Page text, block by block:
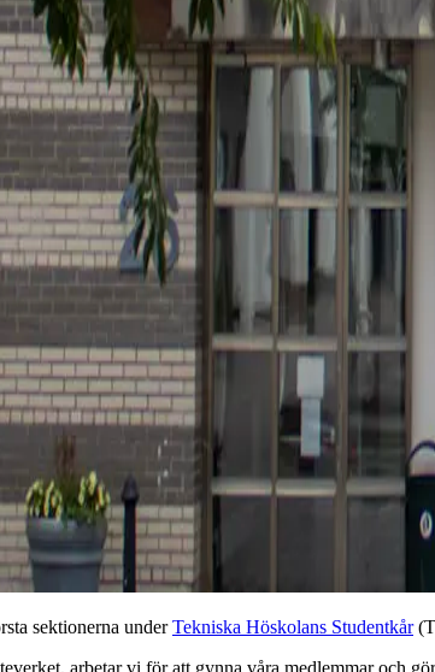
sektionerna underTekniska Höskolans Studentkår
arbetar vi för att gynna våra medlemmar och